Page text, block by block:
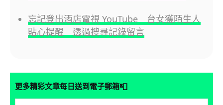
忘記登出酒店電視 YouTube 台女獲陌生人
貼心提醒 透過搜尋記錄留言
更多精彩文章每日送到電子郵箱📮